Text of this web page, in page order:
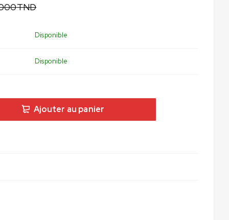
TND
Disponible
Disponible
Ajouter au panier